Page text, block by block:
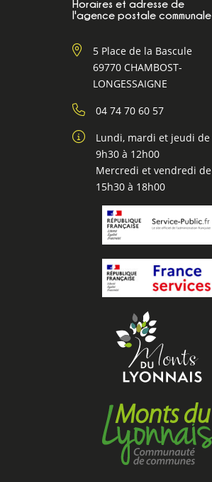
Horaires et adresse de
l'agence postale communale
5 Place de la Bascule
69770 CHAMBOST-
LONGESSAIGNE
04 74 70 60 57
Lundi, mardi et jeudi de
9h30 à 12h00
Mercredi et vendredi de
15h30 à 18h00